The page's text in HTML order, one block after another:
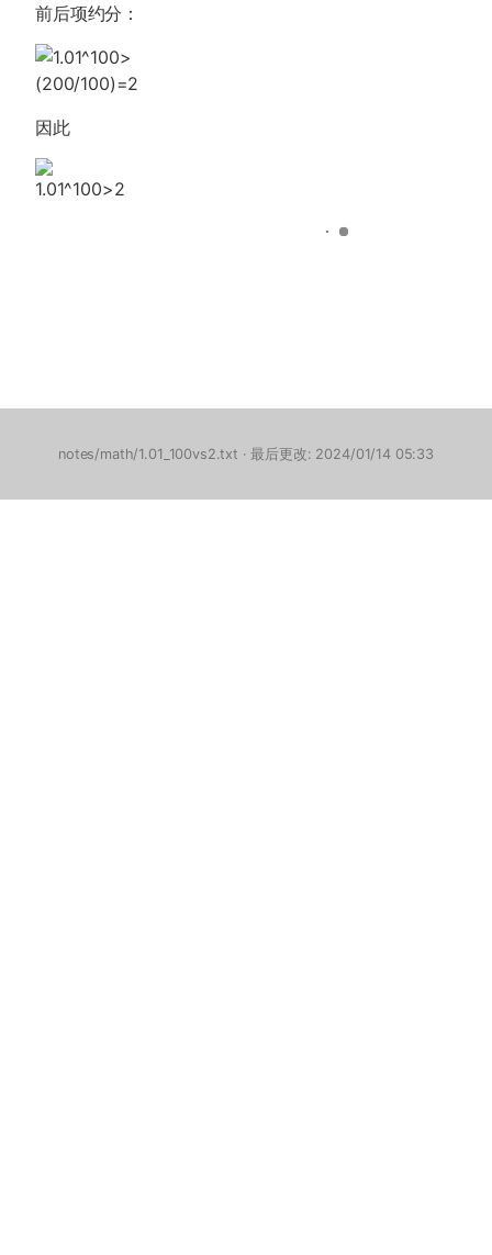
前后项约分：
因此
notes/math/1.01_100vs2.txt · 最后更改: 2024/01/14 05:33